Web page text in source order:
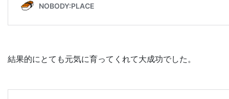
結果的にとても元気に育ってくれて大成功でした。